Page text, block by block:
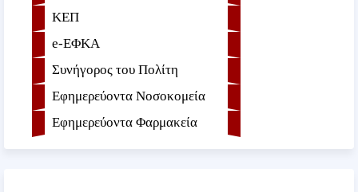
ΚΕΠ
e-ΕΦKA
Συνήγορος του Πολίτη
Εφημερεύοντα Νοσοκομεία
Εφημερεύοντα Φαρμακεία